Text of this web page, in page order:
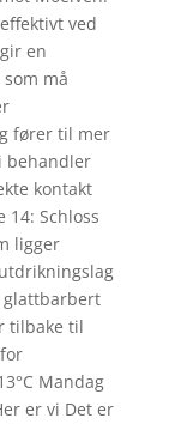
ved
en
må
fører til mer
behandler
kontakt
Schloss
ligger
glattbarbert
tilbake til
Mandag
er vi Det er